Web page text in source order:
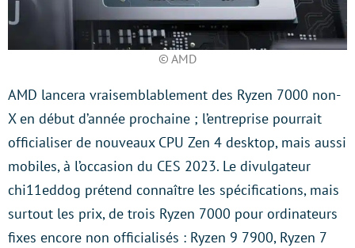
© AMD
AMD lancera vraisemblablement des Ryzen 7000 non-
X en début d’année prochaine ; l’entreprise pourrait
officialiser de nouveaux CPU Zen 4 desktop, mais aussi
mobiles, à l’occasion du CES 2023. Le divulgateur
chi11eddog prétend connaître les spécifications, mais
surtout les prix, de trois Ryzen 7000 pour ordinateurs
fixes encore non officialisés : Ryzen 9 7900, Ryzen 7